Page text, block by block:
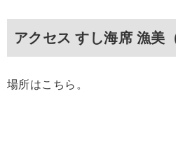
アクセス すし海席 漁美
場所はこちら。